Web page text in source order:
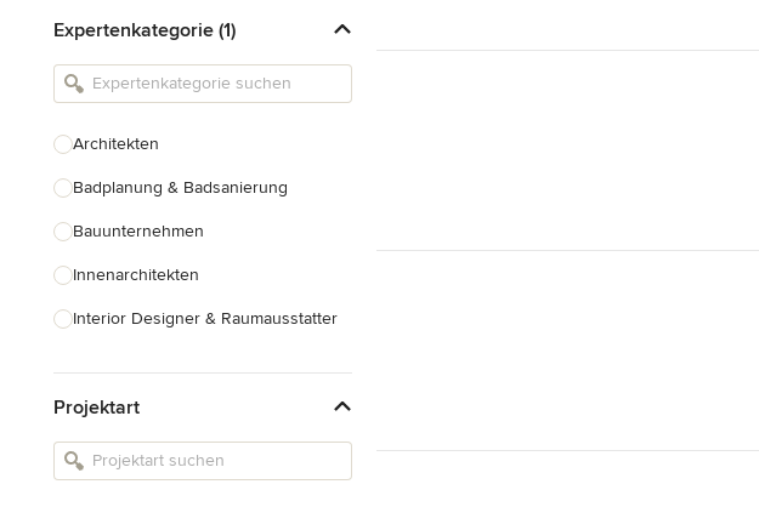
Expertenkategorie (1)
Architekten
Badplanung & Badsanierung
Bauunternehmen
Innenarchitekten
Interior Designer & Raumausstatter
Landschaftsarchitekten
Armaturen & Sanitärbedarf
Projektart